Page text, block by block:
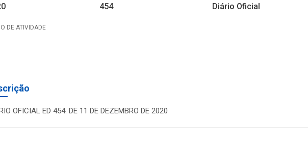
454 Diário Oficial
DE ATIVIDADE
OFICIAL ED 454. DE 11 DE DEZEMBRO DE 2020